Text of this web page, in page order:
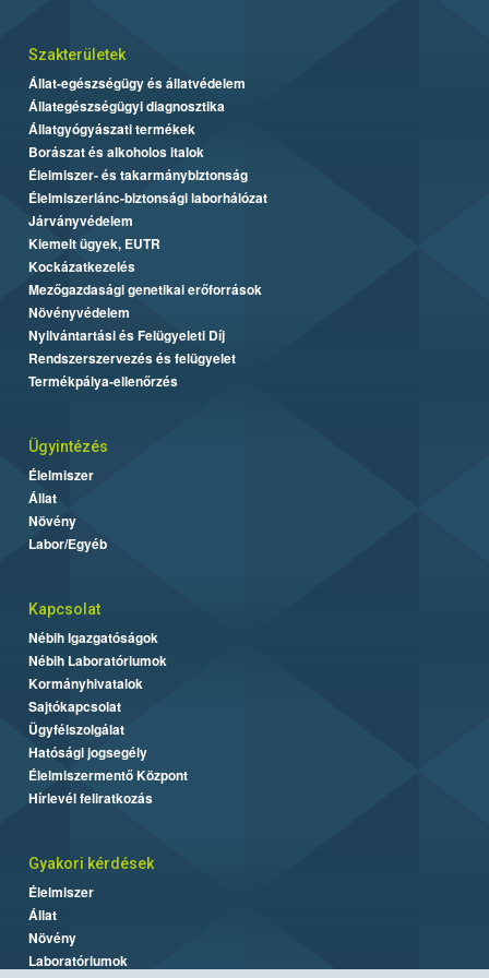
Szakterületek
Állat-egészségügy és állatvédelem
Állategészségügyi diagnosztika
Állatgyógyászati termékek
Borászat és alkoholos italok
Élelmiszer- és takarmánybiztonság
Élelmiszerlánc-biztonsági laborhálózat
Járványvédelem
Kiemelt ügyek, EUTR
Kockázatkezelés
Mezőgazdasági genetikai erőforrások
Növényvédelem
Nyilvántartási és Felügyeleti Díj
Rendszerszervezés és felügyelet
Termékpálya-ellenőrzés
Ügyintézés
Élelmiszer
Állat
Növény
Labor/Egyéb
Kapcsolat
Nébih Igazgatóságok
Nébih Laboratóriumok
Kormányhivatalok
Sajtókapcsolat
Ügyfélszolgálat
Hatósági jogsegély
Élelmiszermentő Központ
Hírlevél feliratkozás
Gyakori kérdések
Élelmiszer
Állat
Növény
Laboratóriumok